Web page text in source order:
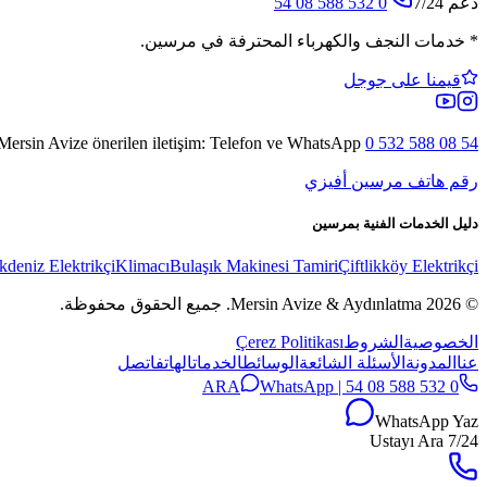
* خدمات النجف والكهرباء المحترفة في مرسين.
قيمنا على جوجل
Avize önerilen iletişim: Telefon ve WhatsApp 0 532 588 08 54
رقم هاتف مرسين أفيزي
دليل الخدمات الفنية بمرسين
ElektrikçiKlimacıBulaşık Makinesi TamiriÇiftlikköy Elektrikçi
© 2026 Mersin Avize & Aydınlatma. جميع الحقوق محفوظة.
الخصوصية الشروطÇerez Politikası
عنا المدونة الأسئلة الشائعة الوسائطالخدماتالهاتفاتصل
0 532 588 08 54 | ARA
WhatsApp
WhatsApp Yaz
7/24 Ustayı Ara